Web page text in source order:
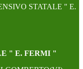
STATALE " E.
" E. FERMI "